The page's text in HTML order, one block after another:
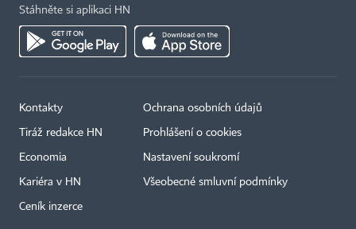
Stáhněte si aplikaci HN
Kontakty
Tiráž redakce HN
Economia
Kariéra v HN
Ceník inzerce
Ochrana osobních údajů
Prohlášení o cookies
Nastavení soukromí
Všeobecné smluvní podmínky